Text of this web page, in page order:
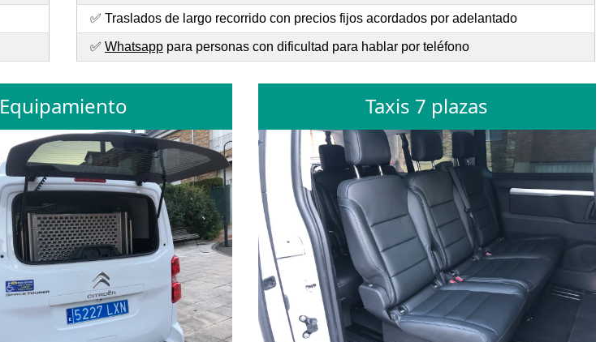
✅ Traslados de largo recorrido con precios fijos acordados por adelantado
✅ Whatsapppara personas con dificultad para hablar por teléfono
Equipamiento Taxis 7 plazas